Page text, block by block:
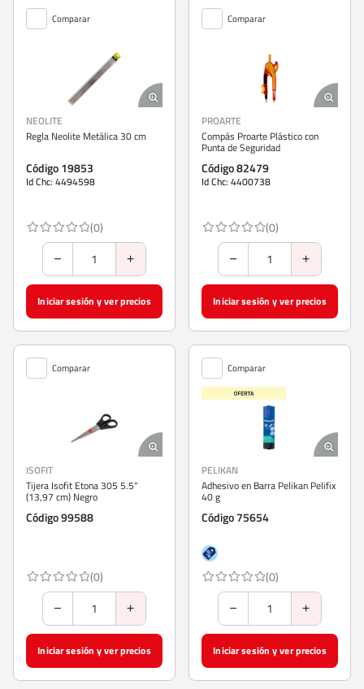
Comparar
NEOLITE
Regla Neolite Metálica 30 cm
Código 19853
Id Chc: 4494598
(0)
Iniciar sesión y ver precios
Comparar
PROARTE
Compás Proarte Plástico con
Punta de Seguridad
Código 82479
Id Chc: 4400738
(0)
Iniciar sesión y ver precios
Comparar
ISOFIT
Tijera Isofit Etona 305 5.5"
(13,97 cm) Negro
Código 99588
(0)
Iniciar sesión y ver precios
Comparar
PELIKAN
Adhesivo en Barra Pelikan Pelifix
40 g
Código 75654
(0)
Iniciar sesión y ver precios